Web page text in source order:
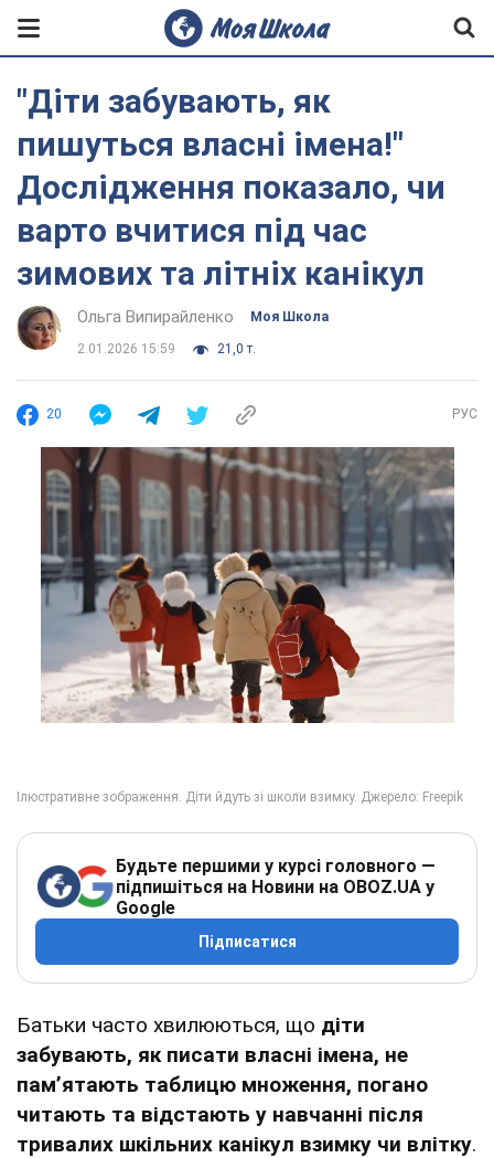
"Діти забувають, як
пишуться власні імена!"
Дослідження показало, чи
варто вчитися під час
зимових та літніх канікул
Ольга Випирайленко Моя Школа
2.01.2026 15:59 21,0 т.
20 РУС
Будьте першими у курсі головного —
підпишіться на Новини на OBOZ.UA у
Google
Підписатися
Батьки часто хвилюються, що діти
забувають, як писати власні імена, не
памʼятають таблицю множення, погано
читають та відстають у навчанні після
тривалих шкільних канікул взимку чи влітку.